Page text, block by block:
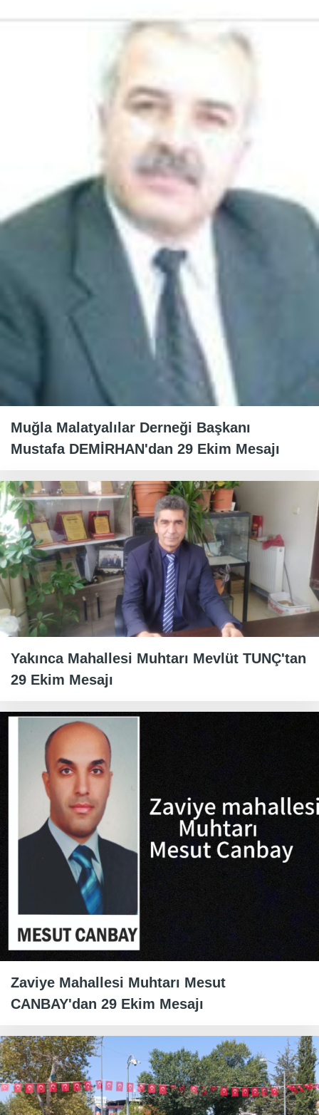
Muğla Malatyalılar Derneği Başkanı
Mustafa DEMİRHAN'dan 29 Ekim Mesajı
Yakınca Mahallesi Muhtarı Mevlüt TUNÇ'tan
29 Ekim Mesajı
Zaviye Mahallesi Muhtarı Mesut
CANBAY'dan 29 Ekim Mesajı